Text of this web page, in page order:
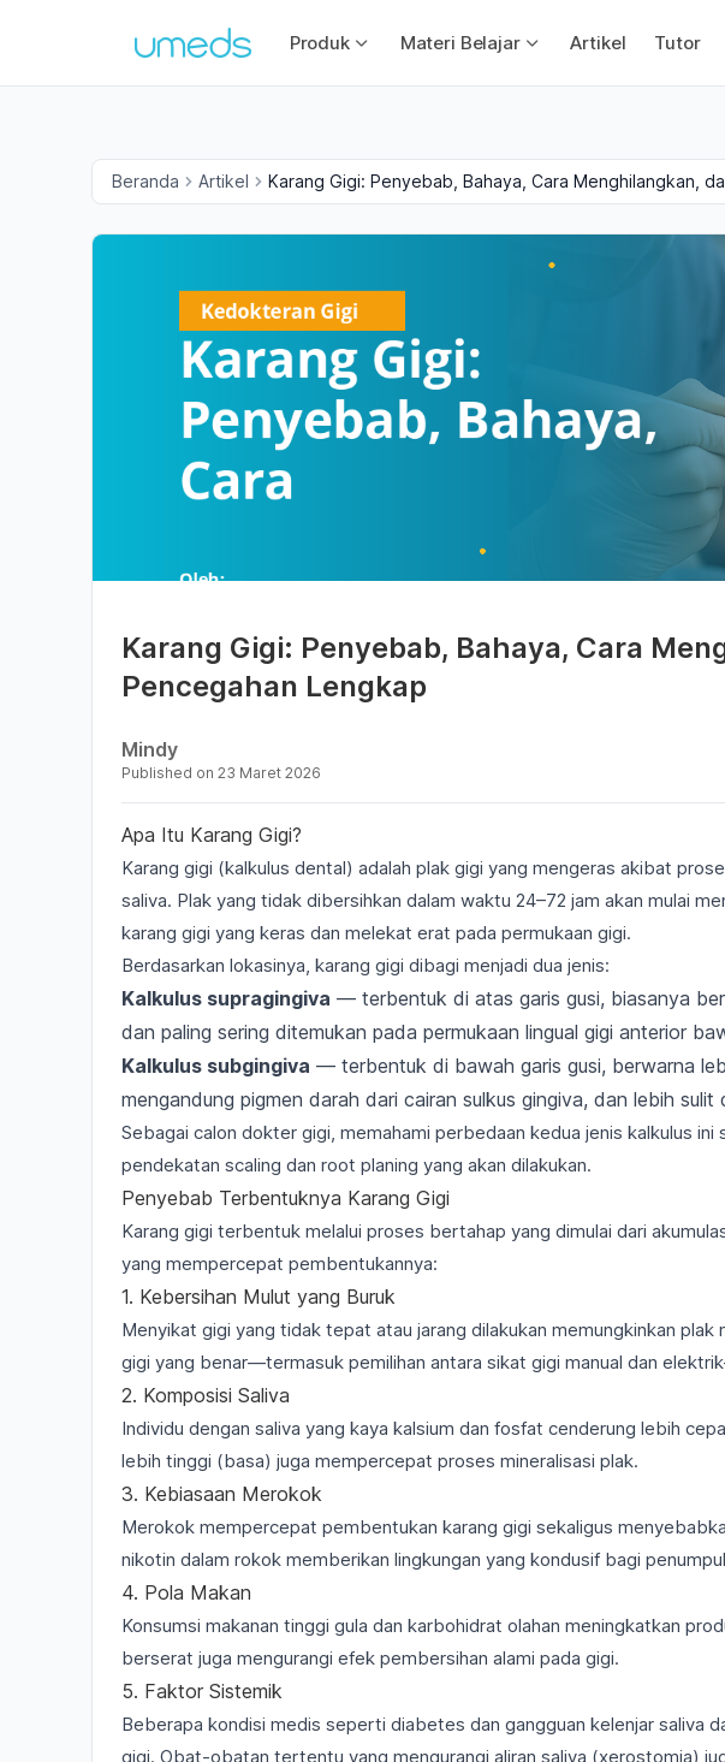
Produk Materi Belajar Artikel Tutor
Beranda Artikel Karang Gigi: Penyebab, Bahaya, Cara Menghilangkan,
Karang Gigi: Penyebab, Bahaya, Cara
Pencegahan Lengkap
Mindy
Published on 23 Maret 2026
Apa Itu Karang Gigi?
Karang gigi (kalkulus dental) adalah plak gigi yang mengeras akibat
saliva. Plak yang tidak dibersihkan dalam waktu 24–72 jam akan mulai
karang gigi yang keras dan melekat erat pada permukaan gigi.
Berdasarkan lokasinya, karang gigi dibagi menjadi dua jenis:
Kalkulus supragingiva — terbentuk di atas garis gusi, biasanya
dan paling sering ditemukan pada permukaan lingual gigi anterior
Kalkulus subgingiva — terbentuk di bawah garis gusi, berwarna
mengandung pigmen darah dari cairan sulkus gingiva, dan lebih sulit
Sebagai calon dokter gigi, memahami perbedaan kedua jenis kalkulus
pendekatan scaling dan root planing yang akan dilakukan.
Penyebab Terbentuknya Karang Gigi
Karang gigi terbentuk melalui proses bertahap yang dimulai dari
yang mempercepat pembentukannya:
1. Kebersihan Mulut yang Buruk
Menyikat gigi yang tidak tepat atau jarang dilakukan memungkinkan
gigi yang benar—termasuk pemilihan antara sikat gigi manual dan elektrik
2. Komposisi Saliva
Individu dengan saliva yang kaya kalsium dan fosfat cenderung lebih
lebih tinggi (basa) juga mempercepat proses mineralisasi plak.
3. Kebiasaan Merokok
Merokok mempercepat pembentukan karang gigi sekaligus
nikotin dalam rokok memberikan lingkungan yang kondusif bagi
4. Pola Makan
Konsumsi makanan tinggi gula dan karbohidrat olahan meningkatkan
berserat juga mengurangi efek pembersihan alami pada gigi.
5. Faktor Sistemik
Beberapa kondisi medis seperti diabetes dan gangguan kelenjar saliva
gigi. Obat-obatan tertentu yang mengurangi aliran saliva (xerostomia)